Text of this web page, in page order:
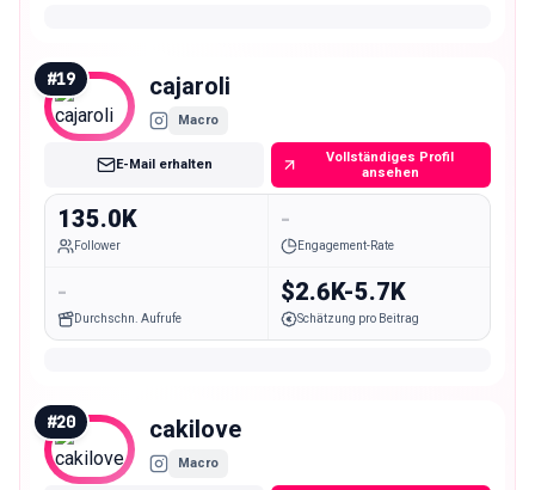
#19 cajaroli
Macro
E-Mail erhalten
Vollständiges Profil
ansehen
135.0K
Follower
-
Engagement-Rate
-
Durchschn. Aufrufe
$2.6K-5.7K
Schätzung pro Beitrag
#20 cakilove
Macro